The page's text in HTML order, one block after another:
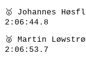
🥇 Johannes
2:06:44.8
🥈 Martin
2:06:53.7